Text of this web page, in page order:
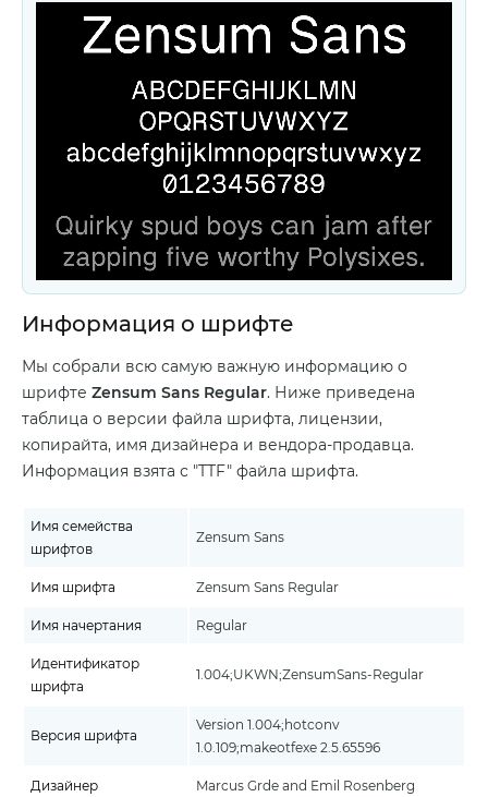
Информация о шрифте
Мы собрали всю самую важную информацию о
шрифте Zensum Sans Regular. Ниже приведена
таблица о версии файла шрифта, лицензии,
копирайта, имя дизайнера и вендора-продавца.
Информация взята с "TTF" файла шрифта.
Имя семейства
шрифтов
Zensum Sans
Имя шрифта Zensum Sans Regular
Имя начертания Regular
Идентификатор
шрифта
1.004;UKWN;ZensumSans-Regular
Версия шрифта
Version 1.004;hotconv
1.0.109;makeotfexe 2.5.65596
Дизайнер Marcus Grde and Emil Rosenberg